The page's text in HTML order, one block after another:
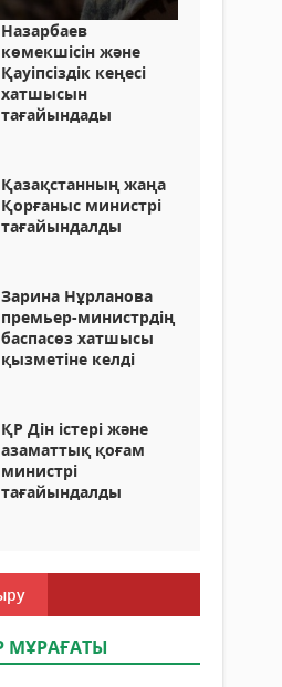
Назарбаев
көмекшісін және
Қауіпсіздік кеңесі
хатшысын
тағайындады
Қазақстанның жаңа
Қорғаныс министрі
тағайындалды
Зарина Нұрланова
премьер-министрдің
баспасөз хатшысы
қызметіне келді
ҚР Дін істері және
азаматтық қоғам
министрі
тағайындалды
МҰРАҒАТЫ